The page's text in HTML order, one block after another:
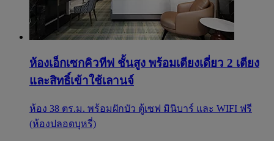
ห้องเอ็กเซกคิวทีฟ ชั้นสูง พร้อมเตียงเดี่ยว 2 เตียง
และสิทธิ์เข้าใช้เลานจ์
ห้อง 38 ตร.ม. พร้อมฝักบัว ตู้เซฟ มินิบาร์ และ WIFI ฟรี
(ห้องปลอดบุหรี่)